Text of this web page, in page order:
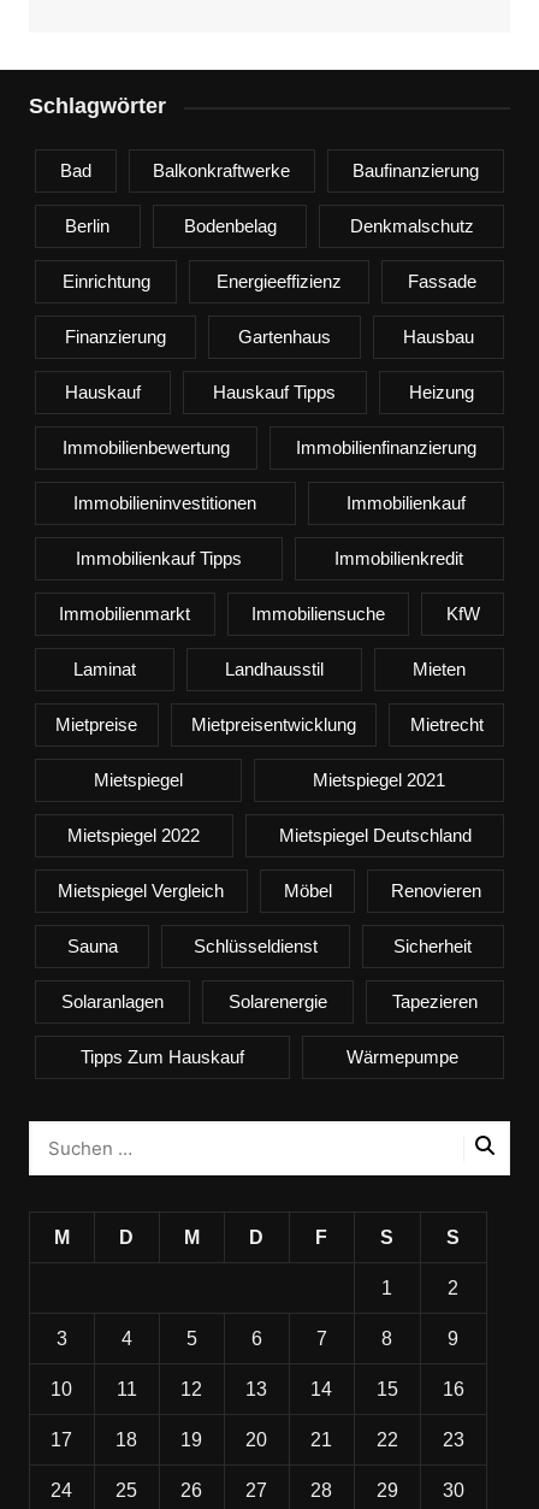
Schlagwörter
Bad Balkonkraftwerke Baufinanzierung
Berlin Bodenbelag Denkmalschutz
Einrichtung Energieeffizienz Fassade
Finanzierung Gartenhaus Hausbau
Hauskauf Hauskauf Tipps Heizung
Immobilienbewertung Immobilienfinanzierung
Immobilieninvestitionen Immobilienkauf
Immobilienkauf Tipps Immobilienkredit
Immobilienmarkt Immobiliensuche KfW
Laminat Landhausstil Mieten
Mietpreise Mietpreisentwicklung Mietrecht
Mietspiegel Mietspiegel 2021
Mietspiegel 2022 Mietspiegel Deutschland
Mietspiegel Vergleich Möbel Renovieren
Sauna Schlüsseldienst Sicherheit
Solaranlagen Solarenergie Tapezieren
Tipps Zum Hauskauf Wärmepumpe
M D M D F S S
1 2
3 4 5 6 7 8 9
10 11 12 13 14 15 16
17 18 19 20 21 22 23
24 25 26 27 28 29 30